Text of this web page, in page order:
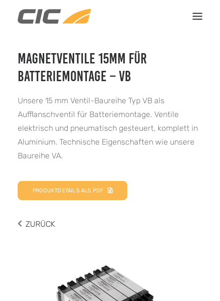
HOME
LEISTUNGEN
ÜBER UNS
KONTAKT
MAGNETVENTILE 15MM FÜR
BATTERIEMONTAGE – VB
Unsere 15 mm Ventil-Baureihe Typ VB als
Aufflanschventil für Batteriemontage. Ventile
elektrisch und pneumatisch gesteuert, komplett in
Aluminium. Technische Eigenschaften wie unsere
Baureihe VA.
PRODUKTDETAILS ALS PDF
ZURÜCK